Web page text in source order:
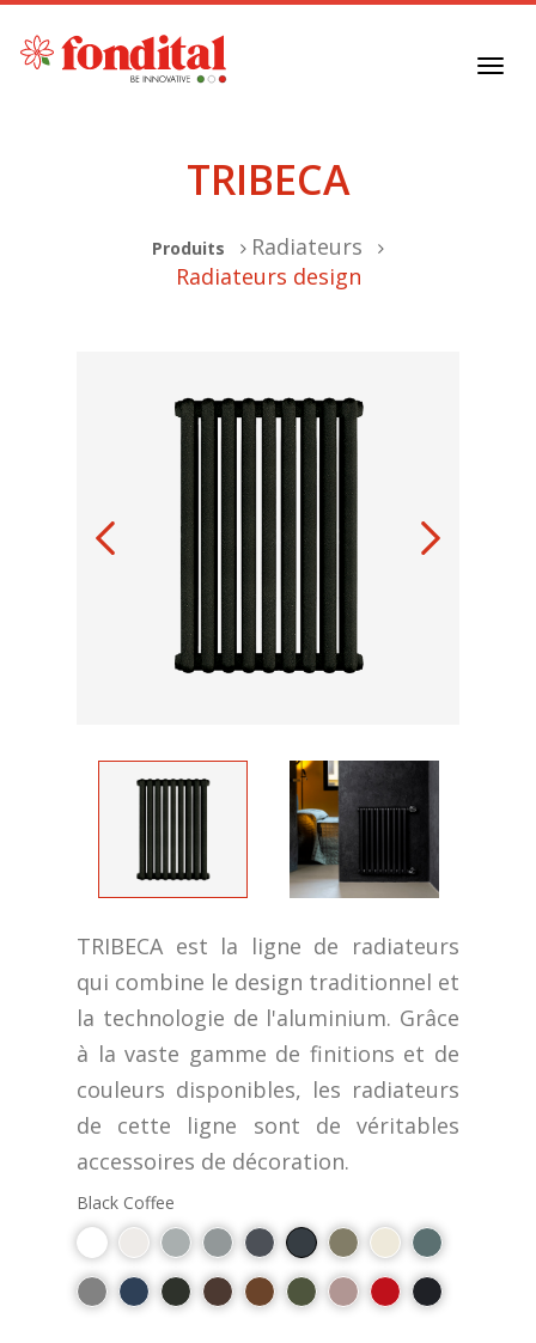
TRIBECA
Produits
Radiateurs
Radiateurs design
TRIBECA est la ligne de radiateurs
qui combine le design traditionnel et
la technologie de l'aluminium. Grâce
à la vaste gamme de finitions et de
couleurs disponibles, les radiateurs
de cette ligne sont de véritables
accessoires de décoration.
Black Coffee